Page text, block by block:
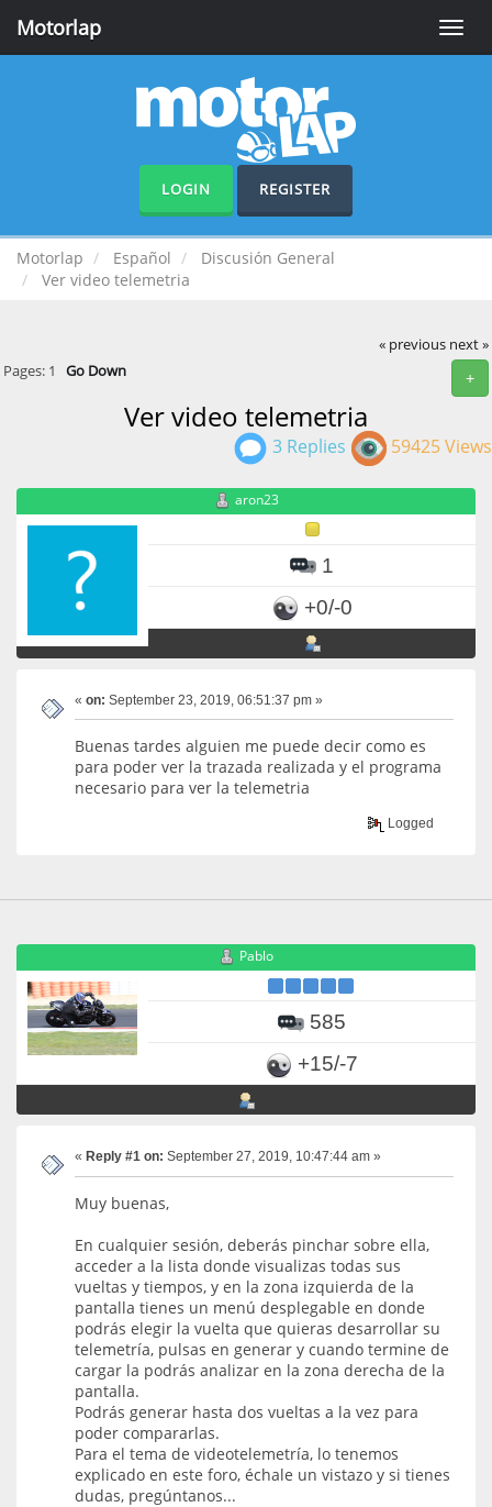
Toggle
Motorlap
LOGIN REGISTER
Motorlap Español
Discusión General
Ver video telemetria
« previous next »
+
Pages: 1 Go Down
Ver video telemetria
3 Replies 59425 Views
aron23
1
+0/-0
« on: September 23, 2019, 06:51:37 pm »
Buenas tardes alguien me puede decir como es
para poder ver la trazada realizada y el programa
necesario para ver la telemetria
Logged
Pablo
585
+15/-7
« Reply #1 on: September 27, 2019, 10:47:44 am »
Muy buenas,
En cualquier sesión, deberás pinchar sobre ella,
acceder a la lista donde visualizas todas sus
vueltas y tiempos, y en la zona izquierda de la
pantalla tienes un menú desplegable en donde
podrás elegir la vuelta que quieras desarrollar su
telemetría, pulsas en generar y cuando termine de
cargar la podrás analizar en la zona derecha de la
pantalla.
Podrás generar hasta dos vueltas a la vez para
poder compararlas.
Para el tema de videotelemetría, lo tenemos
explicado en este foro, échale un vistazo y si tienes
dudas, pregúntanos...